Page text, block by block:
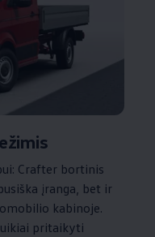
Crafter bortinis
įranga, bet ir
kabinoje.
pritaikyti